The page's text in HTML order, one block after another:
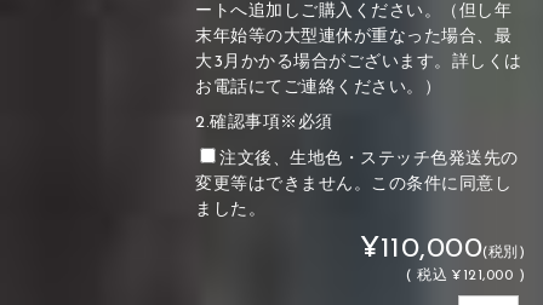
ートへ追加しご購入ください。（但し年
末年始等の大型連休が重なった場合、最
大3月かかる場合がございます。詳しくは
お電話にてご連絡ください。）
2.確認事項※必須
注文後、生地色・ステッチ色発送先の
変更等はできません。この条件に同意し
ました。
¥110,000(税別)
(税込 ¥121,000 )